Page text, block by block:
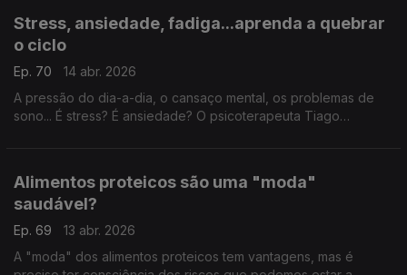
Stress, ansiedade, fadiga...aprenda a quebrar
o ciclo
Ep. 70
14 abr. 2026
A pressão do dia-a-dia, o cansaço mental, os problemas de
sono... É stress? É ansiedade? O psicoterapeuta Tiago
Alimentos proteicos são uma "moda"
saudável?
Ep. 69
13 abr. 2026
A "moda" dos alimentos proteicos tem vantagens, mas é